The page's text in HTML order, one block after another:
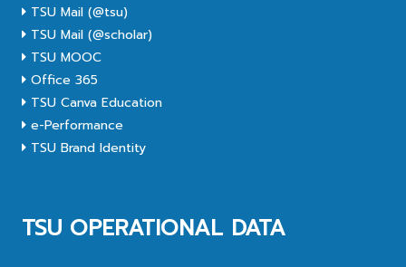
TSU Mail (@tsu)
TSU Mail (@scholar)
TSU MOOC
Office 365
TSU Canva Education
e-Performance
TSU Brand Identity
TSU OPERATIONAL DATA